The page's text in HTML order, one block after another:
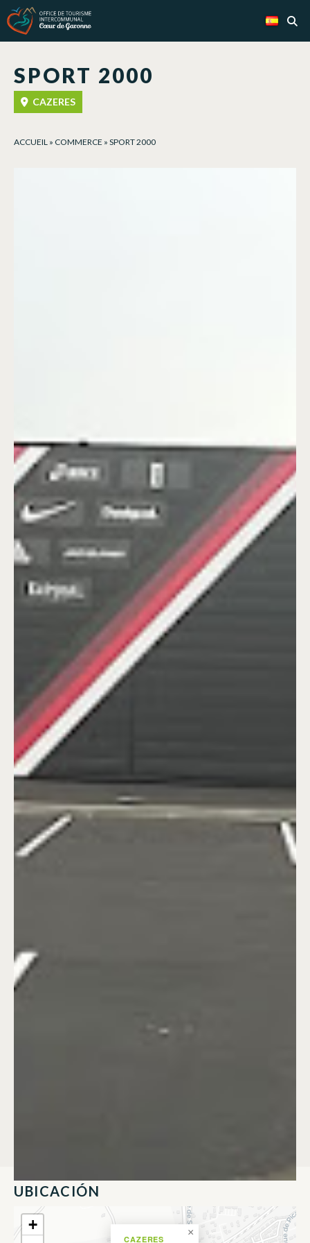
SPORT 2000
CAZERES
ACCUEIL » COMMERCE » SPORT 2000
UBICACIÓN
CAZERES
×
+
Panel de gestión de cookies